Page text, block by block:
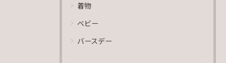
着物
ベビー
バースデー